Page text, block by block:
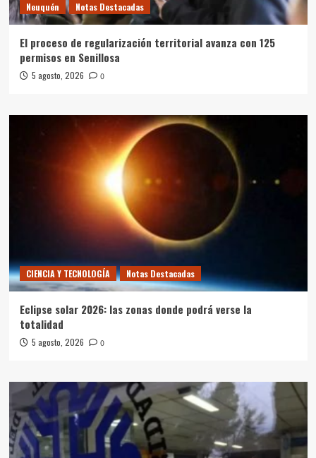
Neuquén Notas Destacadas
El proceso de regularización territorial avanza con 125
permisos en Senillosa
5 agosto, 2026 0
CIENCIA Y TECNOLOGÍA Notas Destacadas
Eclipse solar 2026: las zonas donde podrá verse la
totalidad
5 agosto, 2026 0